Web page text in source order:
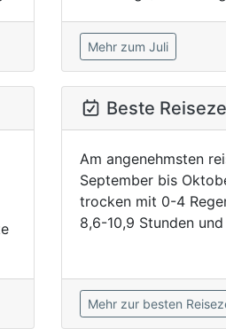
Mehr zum Juli
Beste
Am angenehmsten
September bis
trocken mit 0-4
8,6-10,9 Stunden und
Mehr zur besten